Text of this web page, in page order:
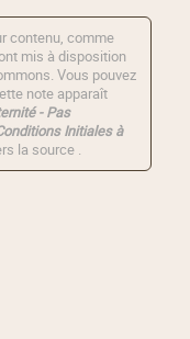
contenu, comme
mis à disposition
. Vous pouvez
note apparaît
- Pas
Initiales à
la source .